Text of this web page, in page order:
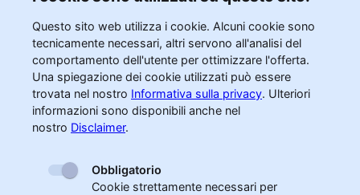
Questo sito web utilizza i cookie. Alcuni cookie sono
tecnicamente necessari, altri servono all'analisi del
comportamento dell'utente per ottimizzare l'offerta.
Una spiegazione dei cookie utilizzati può essere
trovata nel nostro Informativa sulla privacy. Ulteriori
informazioni sono disponibili anche nel
nostro Disclaimer.
Obbligatorio
Cookie strettamente necessari per